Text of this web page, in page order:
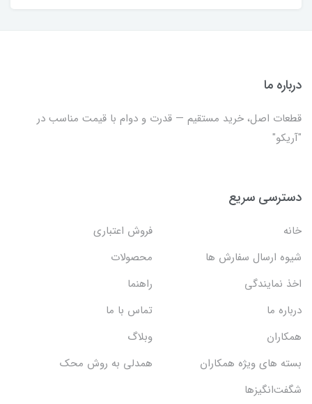
درباره ما
قطعات اصل، خرید مستقیم — قدرت و دوام با قیمت مناسب در
"آریکو"
دسترسی سریع
خانه
فروش اعتباری
شیوه ارسال سفارش ها
محصولات
اخذ نمایندگی
راهنما
درباره ما
تماس با ما
همکاران
وبلاگ
بسته های ویژه همکاران
همدلی به روش محک
شگفت‌انگیزها